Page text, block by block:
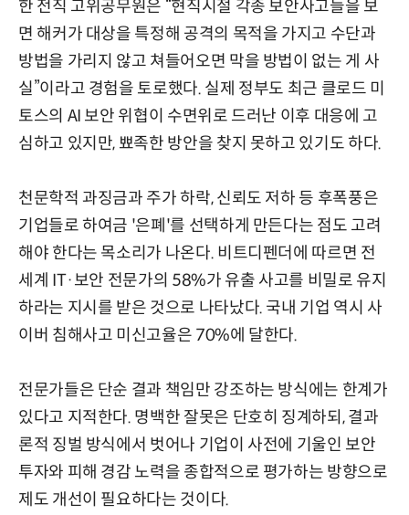
한 전직 고위공무원은 “현직시절 각종 보안사고들을 보
면 해커가 대상을 특정해 공격의 목적을 가지고 수단과
방법을 가리지 않고 쳐들어오면 막을 방법이 없는 게 사
실”이라고 경험을 토로했다. 실제 정부도 최근 클로드 미
토스의 AI 보안 위협이 수면위로 드러난 이후 대응에 고
심하고 있지만, 뾰족한 방안을 찾지 못하고 있기도 하다.
천문학적 과징금과 주가 하락, 신뢰도 저하 등 후폭풍은
기업들로 하여금 '은폐'를 선택하게 만든다는 점도 고려
해야 한다는 목소리가 나온다. 비트디펜더에 따르면 전
세계 IT·보안 전문가의 58%가 유출 사고를 비밀로 유지
하라는 지시를 받은 것으로 나타났다. 국내 기업 역시 사
이버 침해사고 미신고율은 70%에 달한다.
전문가들은 단순 결과 책임만 강조하는 방식에는 한계가
있다고 지적한다. 명백한 잘못은 단호히 징계하되, 결과
론적 징벌 방식에서 벗어나 기업이 사전에 기울인 보안
투자와 피해 경감 노력을 종합적으로 평가하는 방향으로
제도 개선이 필요하다는 것이다.